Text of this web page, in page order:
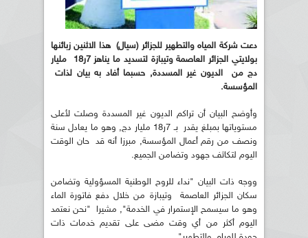
دعت شركة المياه والتطهير للجزائر (سيال) هذا الاثنين زبائنها
بولايتي الجزائر العاصمة وتيبازة لتسديد ما يناهز 7ر18 مليار
دج من الديون غير المسددة, حسبما أفاد به بيان لذات
المؤسسة.
وأوضح البيان أن تراكم الديون غير المسددة وصلت لأعلى
مستوياتها بمبلغ يقدر بـ 7ر18 مليار دج, وهو ما يعادل سنة
ونصف من رقم أعمال المؤسسة, مبرزا أنه قد حان الوقت
اليوم لتكاثف جهود وتضامن الجميع.
ووجه ذات البيان "نداء للروح الوطنية المسؤولية وتضامن
سكان الجزائر العاصمة وتيبازة من خلال دفع فاتورة الماء
وهو ما سيسمح الإستمرار في الخدمة", مشيرا "نحن نعتمد
اليوم أكثر من أي وقت مضى على تقديم خدمات ذات